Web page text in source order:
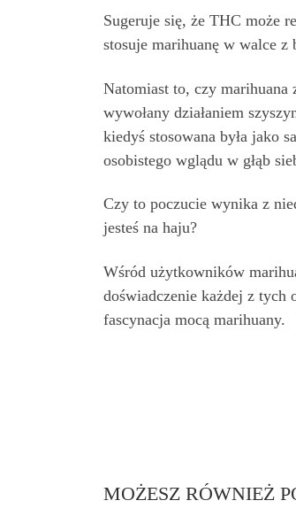
Sugeruje się, że THC może
stosuje marihuanę w walce z
Natomiast to, czy
wywołany działaniem
kiedyś stosowana była jako
osobistego wglądu w głąb
Czy to poczucie wynika z
jesteś na haju?
Wśród użytkowników
doświadczenie każdej z tych
fascynacja mocą marihuany.
MOŻESZ RÓWNIEŻ